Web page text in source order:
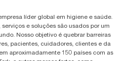
líder global em higiene e saúde.
e soluções são usados por um
Nosso objetivo é quebrar barreiras
pacientes, cuidadores, clientes e da
aproximadamente 150 países com as